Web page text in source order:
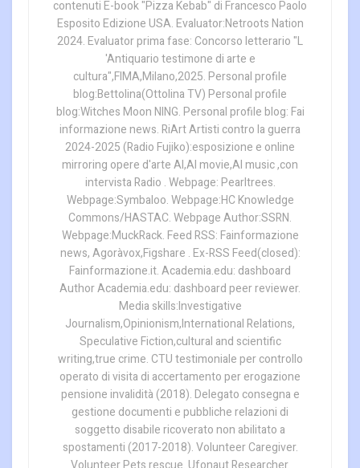
contenuti E-book "Pizza Kebab" di Francesco Paolo
Esposito Edizione USA. Evaluator:Netroots Nation
2024. Evaluator prima fase: Concorso letterario "L
'Antiquario testimone di arte e
cultura",FIMA,Milano,2025. Personal profile
blog:Bettolina(Ottolina TV) Personal profile
blog:Witches Moon NING. Personal profile blog: Fai
informazione news. RiArt Artisti contro la guerra
2024-2025 (Radio Fujiko):esposizione e online
mirroring opere d'arte AI,AI movie,AI music ,con
intervista Radio . Webpage: Pearltrees.
Webpage:Symbaloo. Webpage:HC Knowledge
Commons/HASTAC. Webpage Author:SSRN.
Webpage:MuckRack. Feed RSS: Fainformazione
news, Agoràvox,Figshare . Ex-RSS Feed(closed):
Fainformazione.it. Academia.edu: dashboard
Author Academia.edu: dashboard peer reviewer.
Media skills:Investigative
Journalism,Opinionism,International Relations,
Speculative Fiction,cultural and scientific
writing,true crime. CTU testimoniale per controllo
operato di visita di accertamento per erogazione
pensione invalidità (2018). Delegato consegna e
gestione documenti e pubbliche relazioni di
soggetto disabile ricoverato non abilitato a
spostamenti (2017-2018). Volunteer Caregiver.